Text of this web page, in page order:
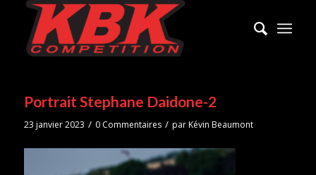
Portrait Stephane Daidone-2
23 janvier 2023 / 0 Commentaires / parKévin Beaumont